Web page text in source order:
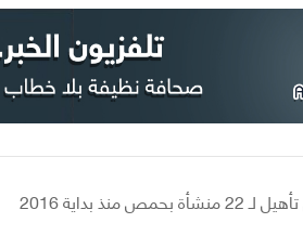
بداية 2016